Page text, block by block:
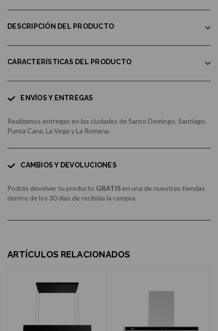
DESCRIPCIÓN DEL PRODUCTO
CARACTERÍSTICAS DEL PRODUCTO
ENVÍOS Y ENTREGAS
Realizamos entregas en las ciudades de Santo Domingo, Santiago,
Punta Cana, La Vega y La Romana.
CAMBIOS Y DEVOLUCIONES
Podrás devolver tu producto GRATIS en una de nuestras tiendas
dentro de los 30 días de recibida la compra.
ARTÍCULOS RELACIONADOS